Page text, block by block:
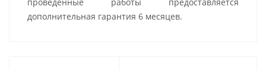
дополнительная гарантия 6 месяцев.